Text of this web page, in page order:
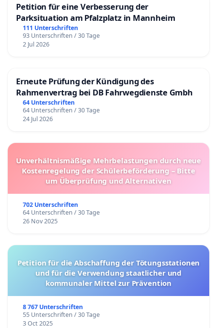
Petition für eine Verbesserung der
Parksituation am Pfalzplatz in Mannheim
111 Unterschriften
93 Unterschriften / 30 Tage
2 Jul 2026
Erneute Prüfung der Kündigung des
Rahmenvertrag bei DB Fahrwegdienste Gmbh
64 Unterschriften
64 Unterschriften / 30 Tage
24 Jul 2026
Unverhältnismäßige Mehrbelastungen durch neue
Kostenregelung der Schülerbeförderung – Bitte
um Überprüfung und Alternativen
702 Unterschriften
64 Unterschriften / 30 Tage
26 Nov 2025
Petition für die Abschaffung der Tötungsstationen
und für die Verwendung staatlicher und
kommunaler Mittel zur Prävention
8 767 Unterschriften
55 Unterschriften / 30 Tage
3 Oct 2025